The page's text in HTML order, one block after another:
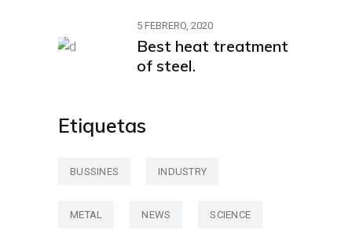
5 FEBRERO, 2020
Best heat treatment
of steel.
Etiquetas
BUSSINES INDUSTRY
METAL NEWS SCIENCE